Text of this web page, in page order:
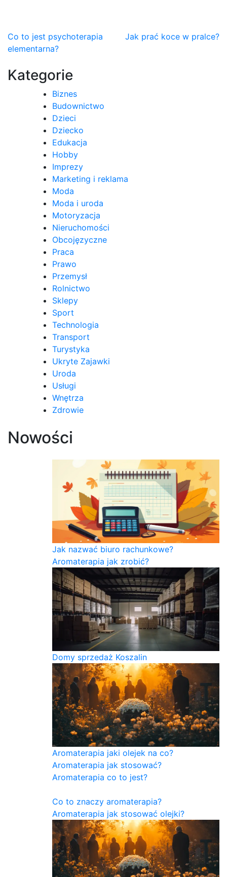
Nawigacja
wpisu
Co to jest psychoterapia
elementarna?
Jak prać koce w pralce?
Kategorie
Biznes
Budownictwo
Dzieci
Dziecko
Edukacja
Hobby
Imprezy
Marketing i reklama
Moda
Moda i uroda
Motoryzacja
Nieruchomości
Obcojęzyczne
Praca
Prawo
Przemysł
Rolnictwo
Sklepy
Sport
Technologia
Transport
Turystyka
Ukryte Zajawki
Uroda
Usługi
Wnętrza
Zdrowie
Nowości
Jak nazwać biuro rachunkowe?
Aromaterapia jak zrobić?
Domy sprzedaż Koszalin
Aromaterapia jaki olejek na co?
Aromaterapia jak stosować?
Aromaterapia co to jest?
Co to znaczy aromaterapia?
Aromaterapia jak stosować olejki?